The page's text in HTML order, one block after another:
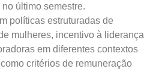
último semestre.
políticas estruturadas de
mulheres, incentivo à liderança
em diferentes contextos
critérios de remuneração